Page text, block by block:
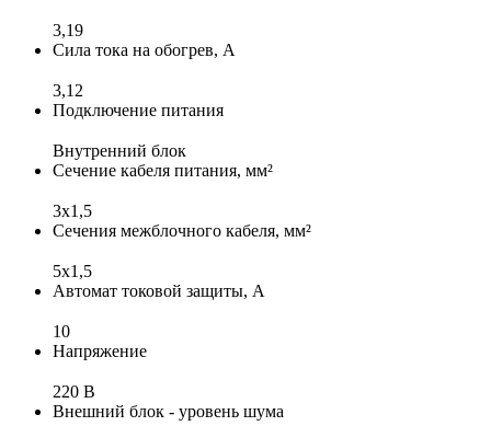
3,19
Сила тока на обогрев, А
3,12
Подключение питания
Внутренний блок
Сечение кабеля питания, мм²
3x1,5
Сечения межблочного кабеля, мм²
5x1,5
Автомат токовой защиты, А
10
Напряжение
220 В
Внешний блок - уровень шума